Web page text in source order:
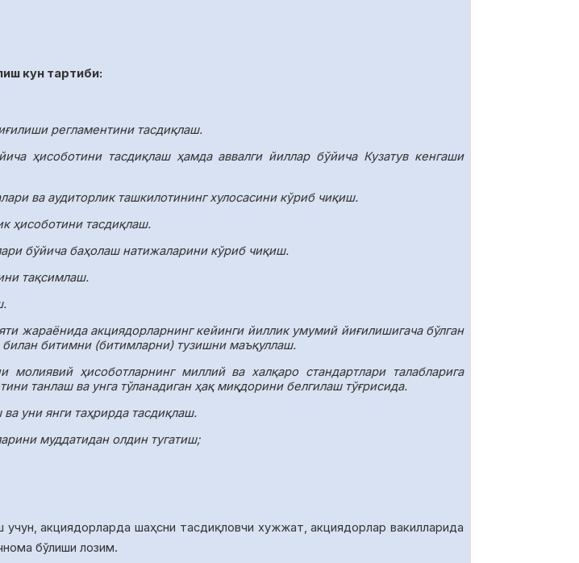
кун тартиби:
регламентини тасдиқлаш.
ҳисоботини тасдиқлаш ҳамда аввалги йиллар бўйича Кузатув кенгаши
ва аудиторлик ташкилотининг хулосасини кўриб чиқиш.
ҳисоботини тасдиқлаш.
бўйича баҳолаш натижаларини кўриб чиқиш.
тақсимлаш.
жараёнида акциядорларнинг кейинги йиллик умумий йиғилишигача бўлган
битимни (битимларни) тузишни маъқуллаш.
ҳисоботларнинг миллий ва халқаро стандартлари талабларига
танлаш ва унга тўланадиган ҳақ миқдорини белгилаш тўғрисида.
уни янги таҳрирда тасдиқлаш.
муддатидан олдин тугатиш;
учун, акциядорларда шаҳсни тасдиқловчи хужжат, акциядорлар вакилларида
бўлиши лозим.